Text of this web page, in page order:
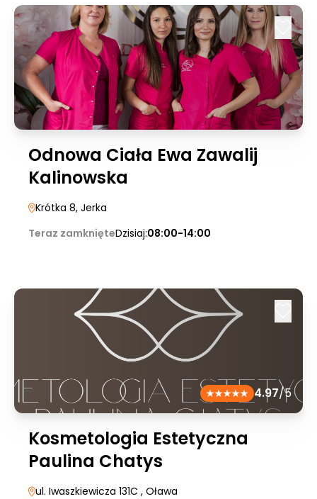
Odnowa Ciała Ewa Zawalij
Kalinowska
Krótka 8, Jerka
Teraz zamknięteDzisiaj:08:00-14:00
4.97/5
Kosmetologia Estetyczna
Paulina Chatys
ul. Iwaszkiewicza 131C , Oława